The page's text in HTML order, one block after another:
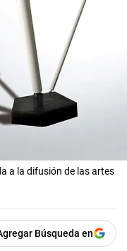
a la difusión de las artes
Búsqueda en